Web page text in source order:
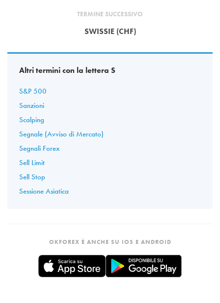
TERMINE SUCCESSIVO
SWISSIE (CHF)
Altri termini con la lettera S
S&P 500
Sanzioni
Scalping
Segnale (Avviso di Mercato)
Segnali Forex
Sell Limit
Sell Stop
Sessione Asiatica
OKFOREX È ANCHE SU IOS E ANDROID